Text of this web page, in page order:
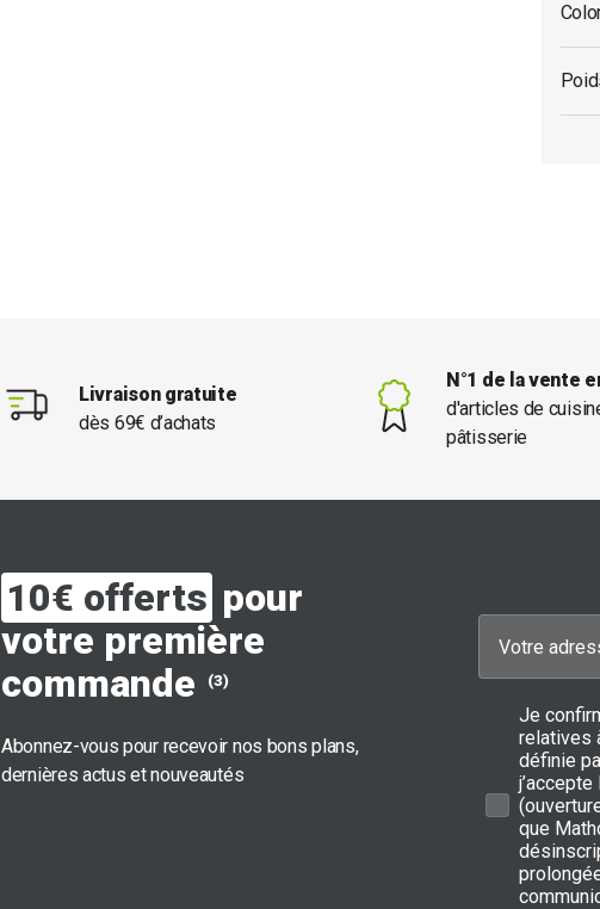
Livraison gratuite
dès 69€ d’achats
N°1 de la vente
d'articles de
pâtisserie
10€ offerts pour
votre première
commande
(3)
Abonnez-vous pour recevoir nos bons plans,
dernières actus et nouveautés
Je
relatives
définie
que